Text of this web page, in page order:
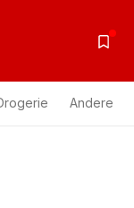
Andere